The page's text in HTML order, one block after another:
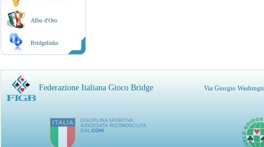
Albo d'Oro
Bridgelinks
Federazione Italiana Gioco Bridge Via Giorgio